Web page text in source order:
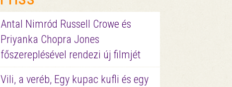
Antal Nimród Russell Crowe és
Priyanka Chopra Jones
főszereplésével rendezi új filmjét
Vili, a veréb, Egy kupac kufli és egy